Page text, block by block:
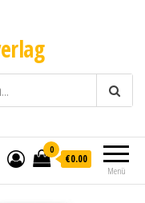
Menü
0
€0.00